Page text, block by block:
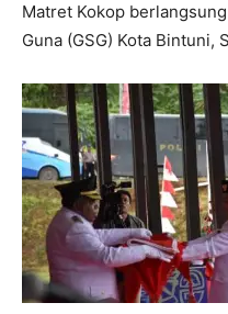
Matret Kokop
Guna (GSG) Kota Bintuni,